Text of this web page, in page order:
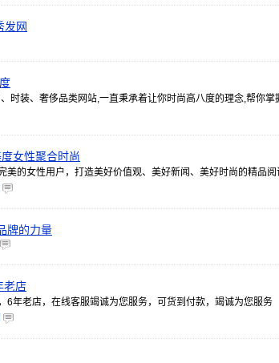
发网
时装、奢侈品类网站,一直秉承着让你时尚高八度的理念,帮你
女性聚合时尚
美的女性用户，打造美好价值观、美好新闻、美好时尚的精品
牌的力量
老店
6年老店，在线客服竭诚为您服务，可货到付款，竭诚为您服务